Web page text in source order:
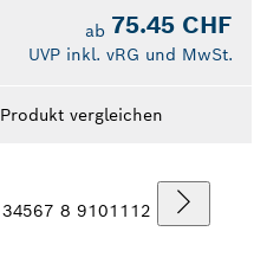
ab 75.45 CHF
UVP inkl. vRG und MwSt.
Produkt vergleichen
34567 8 91011 12